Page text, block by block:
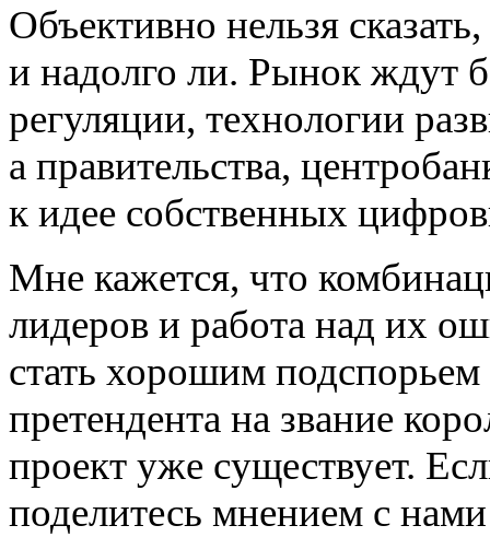
Объективно нельзя
и надолго ли. Рынок ждут
регуляции, технологии
а правительства,
к идее собственных
Мне кажется, что
лидеров и работа над их
стать хорошим подспорьем
претендента на звание
проект уже существует.
поделитесь мнением с